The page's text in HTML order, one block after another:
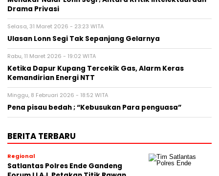
Drama Privasi
Selasa, 31 Maret 2026 - 23:23 WITA
Ulasan Lonn Segi Tak Sepanjang Gelarnya
Rabu, 11 Maret 2026 - 19:02 WITA
Ketika Dapur Kupang Tercekik Gas, Alarm Keras
Kemandirian Energi NTT
Minggu, 8 Februari 2026 - 18:52 WITA
Pena pisau bedah ; “Kebusukan Para penguasa”
BERITA TERBARU
Regional
Satlantas Polres Ende Gandeng